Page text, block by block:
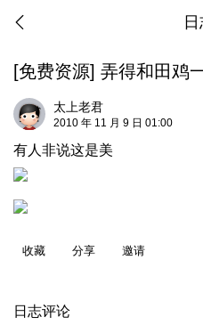
[免费资源] 弄得和田鸡
太上老君
2010 年 11 月 9 日 01:00
有人非说这是美
收藏 分享 邀请
日志评论